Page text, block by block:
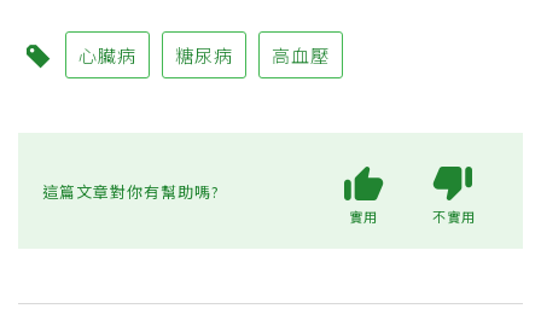
心臟病 糖尿病 高血壓
這篇文章對你有幫助嗎?
實用 不實用